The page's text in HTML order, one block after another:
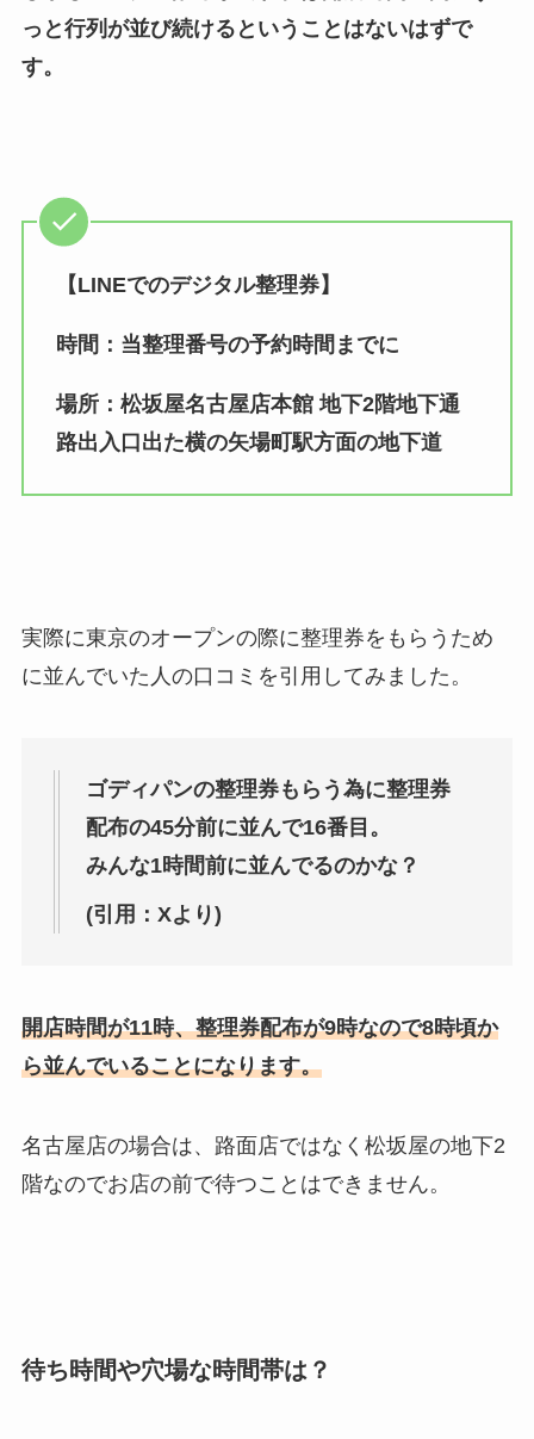
っと行列が並び続けるということはないはずで
す。
【LINEでのデジタル整理券】
時間：当整理番号の予約時間までに
場所：松坂屋名古屋店本館 地下2階地下通
路出入口出た横の矢場町駅方面の地下道
実際に東京のオープンの際に整理券をもらうため
に並んでいた人の口コミを引用してみました。
ゴディパンの整理券もらう為に整理券
配布の45分前に並んで16番目。
みんな1時間前に並んでるのかな？
(引用：Xより)
開店時間が11時、整理券配布が9時なので8時頃か
ら並んでいることになります。
名古屋店の場合は、路面店ではなく松坂屋の地下2
階なのでお店の前で待つことはできません。
待ち時間や穴場な時間帯は？